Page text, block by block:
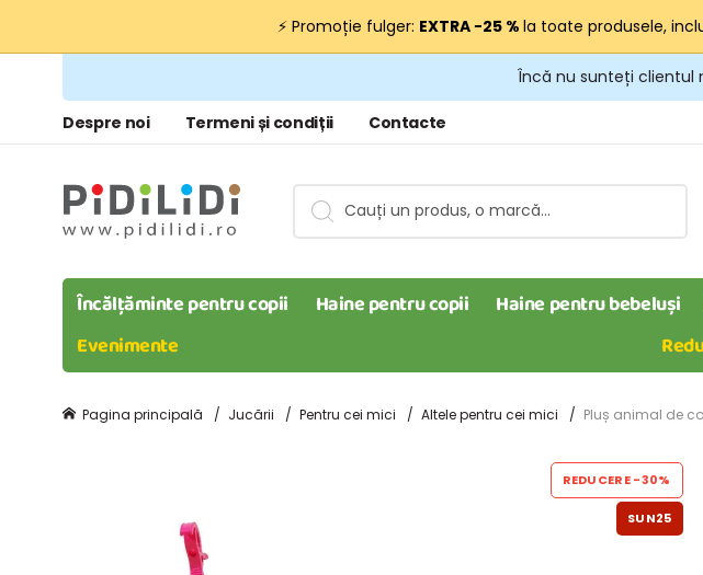
⚡ Promoție fulger: EXTRA −25 % la toate produsele,
Încă nu sunteți clientul
Despre noi Termeni și condiții Contacte
Încălțăminte pentru copii Haine pentru copii Haine pentru bebeluși
Evenimente
Pagina principală Jucării Pentru cei mici Altele pentru cei mici Pluș animal de
REDUCERE-30%
SUN25